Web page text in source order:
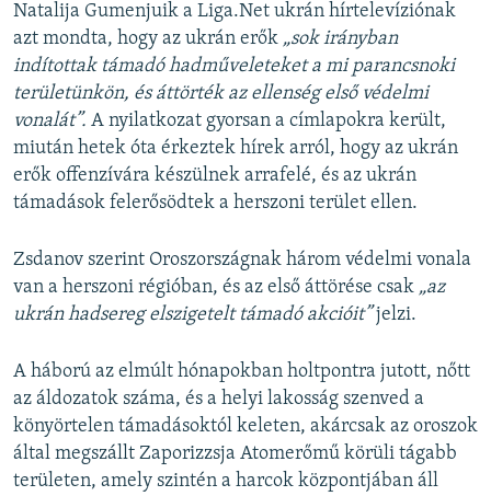
Natalija Gumenjuik a Liga.Net ukrán hírtelevíziónak
azt mondta, hogy az ukrán erők „sok irányban
indítottak támadó hadműveleteket a mi parancsnoki
területünkön, és áttörték az ellenség első védelmi
vonalát”. A nyilatkozat gyorsan a címlapokra került,
miután hetek óta érkeztek hírek arról, hogy az ukrán
erők offenzívára készülnek arrafelé, és az ukrán
támadások felerősödtek a herszoni terület ellen.
Zsdanov szerint Oroszországnak három védelmi vonala
van a herszoni régióban, és az első áttörése csak „az
ukrán hadsereg elszigetelt támadó akcióit”jelzi.
A háború az elmúlt hónapokban holtpontra jutott, nőtt
az áldozatok száma, és a helyi lakosság szenved a
könyörtelen támadásoktól keleten, akárcsak az oroszok
által megszállt Zaporizzsja Atomerőmű körüli tágabb
területen, amely szintén a harcok központjában áll